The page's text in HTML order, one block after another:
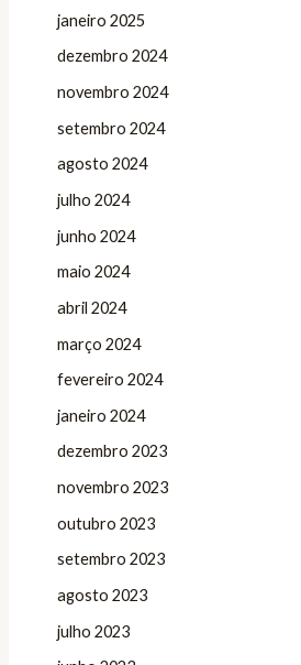
janeiro 2025
dezembro 2024
novembro 2024
setembro 2024
agosto 2024
julho 2024
junho 2024
maio 2024
abril 2024
março 2024
fevereiro 2024
janeiro 2024
dezembro 2023
novembro 2023
outubro 2023
setembro 2023
agosto 2023
julho 2023